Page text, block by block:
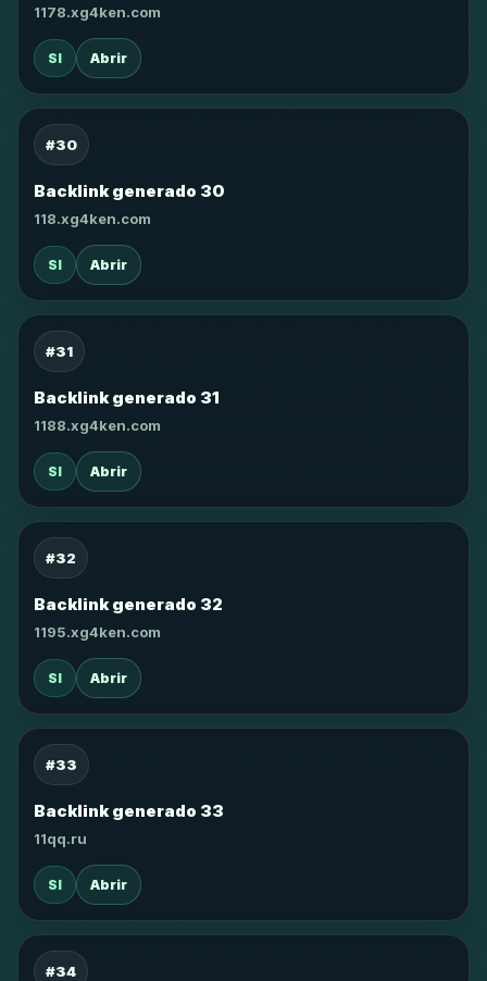
1178.xg4ken.com
SI Abrir
#30
Backlink generado 30
118.xg4ken.com
SI Abrir
#31
Backlink generado 31
1188.xg4ken.com
SI Abrir
#32
Backlink generado 32
1195.xg4ken.com
SI Abrir
#33
Backlink generado 33
11qq.ru
SI Abrir
#34